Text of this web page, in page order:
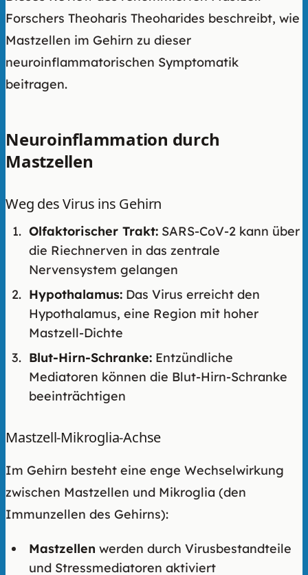
Forschers Theoharis Theoharides beschreibt, wie
Mastzellen im Gehirn zu dieser
neuroinflammatorischen Symptomatik
beitragen.
Neuroinflammation durch
Mastzellen
Weg des Virus ins Gehirn
Olfaktorischer Trakt: SARS-CoV-2 kann über
die Riechnerven in das zentrale
Nervensystem gelangen
Hypothalamus: Das Virus erreicht den
Hypothalamus, eine Region mit hoher
Mastzell-Dichte
Blut-Hirn-Schranke: Entzündliche
Mediatoren können die Blut-Hirn-Schranke
beeinträchtigen
Mastzell-Mikroglia-Achse
Im Gehirn besteht eine enge Wechselwirkung
zwischen Mastzellen und Mikroglia (den
Immunzellen des Gehirns):
Mastzellen werden durch Virusbestandteile
und Stressmediatoren aktiviert